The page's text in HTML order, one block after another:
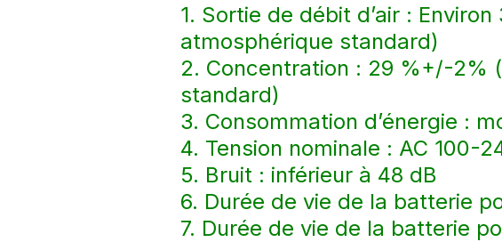
1. Sortie de débit d’air :
atmosphérique standard)
2. Concentration : 29 %+/-2%
standard)
3. Consommation d’énergie :
4. Tension nominale : AC 100-
5. Bruit : inférieur à 48 dB
6. Durée de vie de la batterie
7. Durée de vie de la batterie